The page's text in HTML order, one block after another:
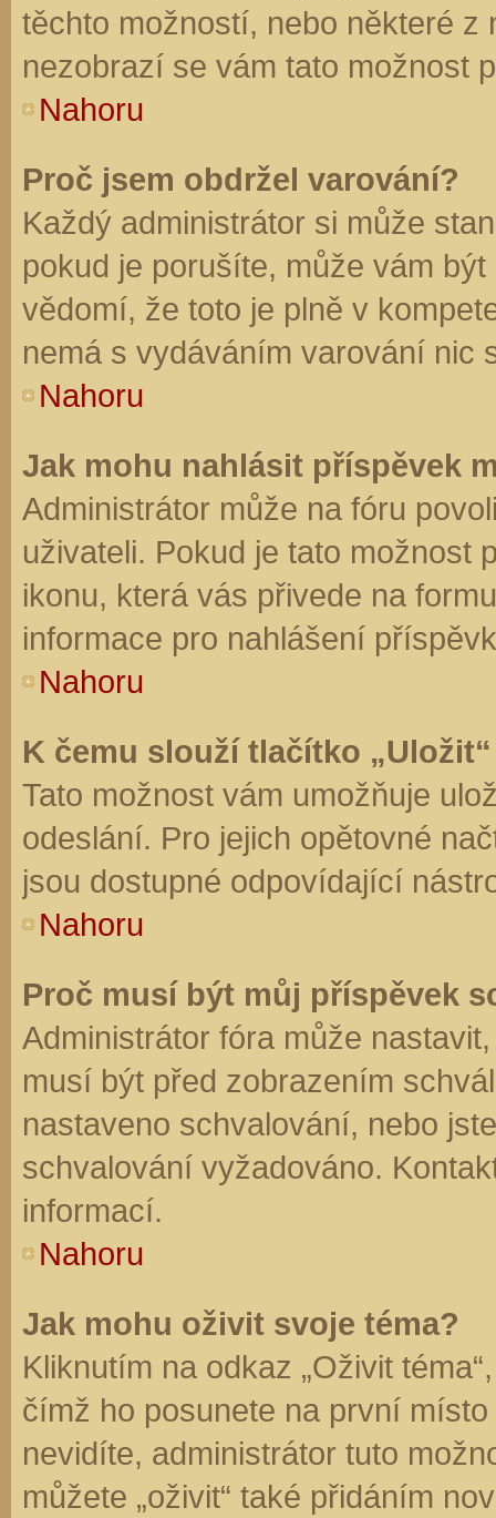
těchto možností, nebo některé z
nezobrazí se vám tato možnost
Nahoru
Proč jsem obdržel varování?
Každý administrátor si může
pokud je porušíte, může vám
vědomí, že toto je plně v
nemá s vydáváním varování nic
Nahoru
Jak mohu nahlásit příspěvek
Administrátor může na fóru
uživateli. Pokud je tato možnost
ikonu, která vás přivede na
informace pro nahlášení
Nahoru
K čemu slouží tlačítko
Tato možnost vám umožňuje
odeslání. Pro jejich opětovné
jsou dostupné odpovídající
Nahoru
Proč musí být můj příspěvek
Administrátor fóra může
musí být před zobrazením
nastaveno schvalování, nebo
schvalování vyžadováno.
informací.
Nahoru
Jak mohu oživit svoje téma?
Kliknutím na odkaz „Oživit
čímž ho posunete na první
nevidíte, administrátor tuto
můžete „oživit“ také přidáním